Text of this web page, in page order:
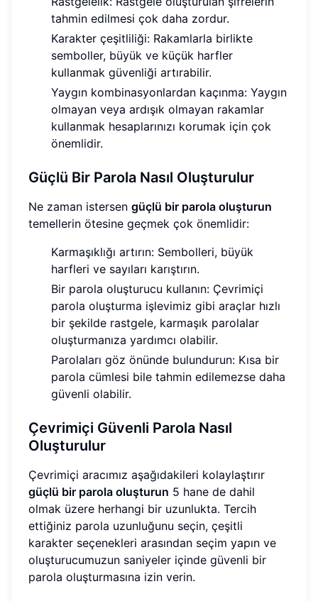
tahmin edilmesi çok daha zordur.
Karakter çeşitliliği: Rakamlarla birlikte
semboller, büyük ve küçük harfler
kullanmak güvenliği artırabilir.
Yaygın kombinasyonlardan kaçınma: Yaygın
olmayan veya ardışık olmayan rakamlar
kullanmak hesaplarınızı korumak için çok
önemlidir.
Güçlü Bir Parola Nasıl Oluşturulur
Ne zaman istersen güçlü bir parola oluşturun
temellerin ötesine geçmek çok önemlidir:
Karmaşıklığı artırın: Sembolleri, büyük
harfleri ve sayıları karıştırın.
Bir parola oluşturucu kullanın: Çevrimiçi
parola oluşturma işlevimiz gibi araçlar hızlı
bir şekilde rastgele, karmaşık parolalar
oluşturmanıza yardımcı olabilir.
Parolaları göz önünde bulundurun: Kısa bir
parola cümlesi bile tahmin edilemezse daha
güvenli olabilir.
Çevrimiçi Güvenli Parola Nasıl
Oluşturulur
Çevrimiçi aracımız aşağıdakileri kolaylaştırır
güçlü bir parola oluşturun 5 hane de dahil
olmak üzere herhangi bir uzunlukta. Tercih
ettiğiniz parola uzunluğunu seçin, çeşitli
karakter seçenekleri arasından seçim yapın ve
oluşturucumuzun saniyeler içinde güvenli bir
parola oluşturmasına izin verin.